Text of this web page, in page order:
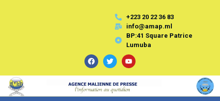
+223 20 22 36 83
info@amap.ml
BP:41 Square Patrice
Lumuba